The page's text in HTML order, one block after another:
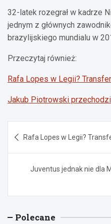
32-latek rozegrał w kadrze
jednym z głównych
brazylijskiego mundialu w
Przeczytaj również:
Rafa Lopes w Legii?
Jakub Piotrowski
wpisu
Rafa Lopes w Legii?
Juventus jednak nie dla
Polecane